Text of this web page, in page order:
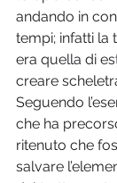
andando in
tempi; infatti la
era quella di
creare
Seguendo
che ha
ritenuto che
salvare